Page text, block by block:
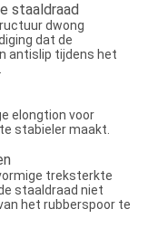
staaldraad
dwong
dat de
antislip tijdens het
elongtion voor
stabieler maakt.
treksterkte
staaldraad niet
het rubberspoor te